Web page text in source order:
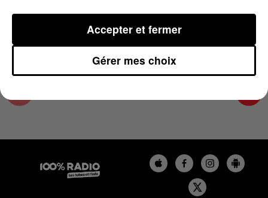
Podcasts infos du grand Toulouse
Gérer mes choix
Accepter et fermer